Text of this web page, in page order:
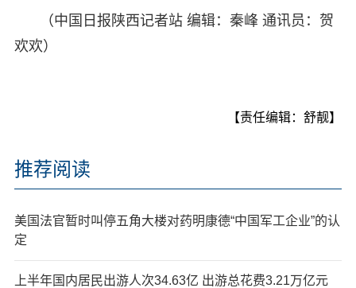
（中国日报陕西记者站 编辑：秦峰 通讯员：贺
欢欢）
【责任编辑：舒靓】
推荐阅读
美国法官暂时叫停五角大楼对药明康德“中国军工企业”的认
定
上半年国内居民出游人次34.63亿 出游总花费3.21万亿元